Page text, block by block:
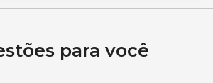
para você